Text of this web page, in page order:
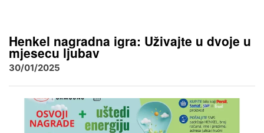
Henkel nagradna igra: Uživajte u dvoje u
mjesecu ljubav
30/01/2025